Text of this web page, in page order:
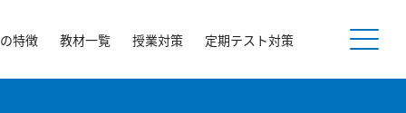
特徴 教材一覧 授業対策 定期テスト対策